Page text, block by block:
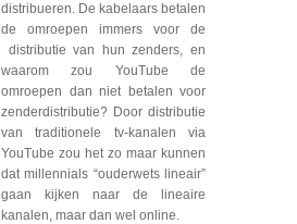
distribueren. De kabelaars betalen
de omroepen immers voor de
distributie van hun zenders, en
waarom zou YouTube de
omroepen dan niet betalen voor
zenderdistributie? Door distributie
van traditionele tv-kanalen via
YouTube zou het zo maar kunnen
dat millennials “ouderwets lineair”
gaan kijken naar de lineaire
kanalen, maar dan wel online.